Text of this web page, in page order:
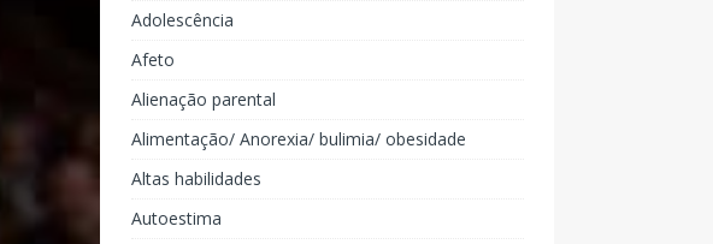
Adolescência
Afeto
Alienação parental
Alimentação/ Anorexia/ bulimia/ obesidade
Altas habilidades
Autoestima